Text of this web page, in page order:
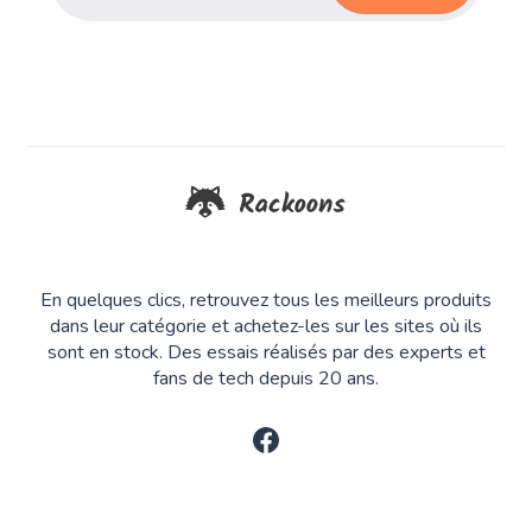
En quelques clics, retrouvez tous les meilleurs produits
dans leur catégorie et achetez-les sur les sites où ils
sont en stock. Des essais réalisés par des experts et
fans de tech depuis 20 ans.